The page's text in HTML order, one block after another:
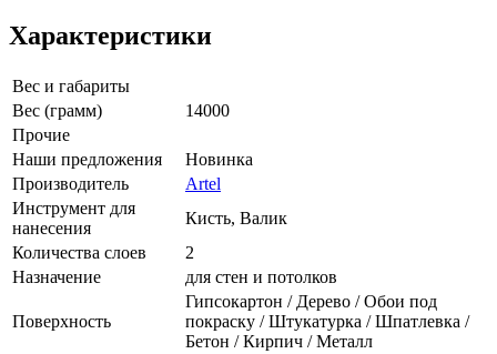
Характеристики
Вес и габариты
Вес (грамм)
14000
Прочие
Наши предложения
Новинка
Производитель
Artel
Инструмент для
нанесения
Кисть, Валик
Количества слоев
2
Назначение
для стен и потолков
Поверхность
Гипсокартон / Дерево / Обои под
покраску / Штукатурка / Шпатлевка /
Бетон / Кирпич / Металл